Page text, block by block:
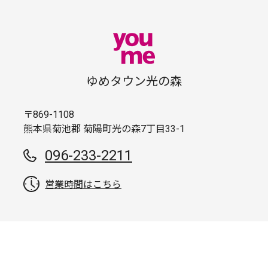
ゆめタウン光の森
〒869-1108
熊本県菊池郡 菊陽町光の森7丁目33-1
096-233-2211
営業時間はこちら